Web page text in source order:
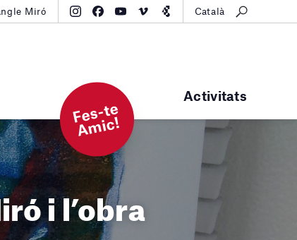
Activitats
Miró Català
F
e
s-t
e
A
mi
c!
i l’obra